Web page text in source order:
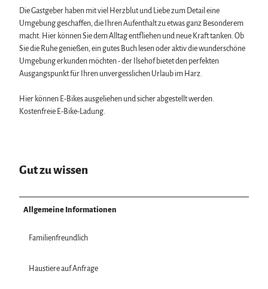
Die Gastgeber haben mit viel Herzblut und Liebe zum Detail eine
Umgebung geschaffen, die Ihren Aufenthalt zu etwas ganz Besonderem
macht. Hier können Sie dem Alltag entfliehen und neue Kraft tanken. Ob
Sie die Ruhe genießen, ein gutes Buch lesen oder aktiv die wunderschöne
Umgebung erkunden möchten - der Ilsehof bietet den perfekten
Ausgangspunkt für Ihren unvergesslichen Urlaub im Harz.
Hier können E-Bikes ausgeliehen und sicher abgestellt werden.
Kostenfreie E-Bike-Ladung.
Gut zu wissen
Allgemeine Informationen
Familienfreundlich
Haustiere auf Anfrage